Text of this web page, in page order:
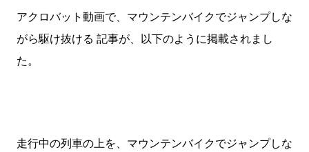
アクロバット動画で、マウンテンバイクでジャンプしな
がら駆け抜ける 記事が、以下のように掲載されまし
た。
走行中の列車の上を、マウンテンバイクでジャンプしな